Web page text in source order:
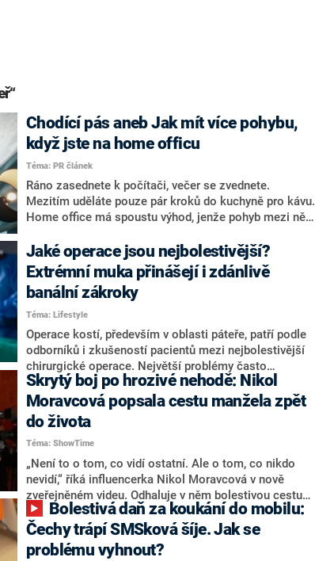
Chodící pás aneb Jak mít více pohybu,
když jste na home officu
Téma: PR článek
Ráno zasednete k počítači, večer se zvednete.
Mezitím uděláte pouze pár kroků do kuchyně pro kávu.
Home office má spoustu výhod, jenže pohyb mezi ně
poznají.
Jaké operace jsou nejbolestivější?
Extrémní muka přinášejí i zdánlivě
banální zákroky
Téma: Lifestyle
Operace kostí, především v oblasti páteře, patří podle
odborníků i zkušeností pacientů mezi nejbolestivější
chirurgické operace. Největší problémy často
provázejí náročná a bolestivá rekonvalescence. Na
horních příčkách se však objevily i některé menší či
minimálně invazivní zákroky. Vyplývá to z přehledu
webu Medical News Today.
Skrytý boj po hrozivé nehodě: Nikol
Moravcová popsala cestu manžela zpět
do života
Téma: ShowTime
„Není to o tom, co vidí ostatní. Ale o tom, co nikdo
nevidí,“ říká influencerka Nikol Moravcová v nově
zveřejněném videu. Odhaluje v něm bolestivou cestu
svého manžela Karola, který po vážné nehodě na
wakesurfu musí bojovat o návrat k běžnému životu.
Čechy trápí SMSková šíje. Jak se
problému vyhnout?